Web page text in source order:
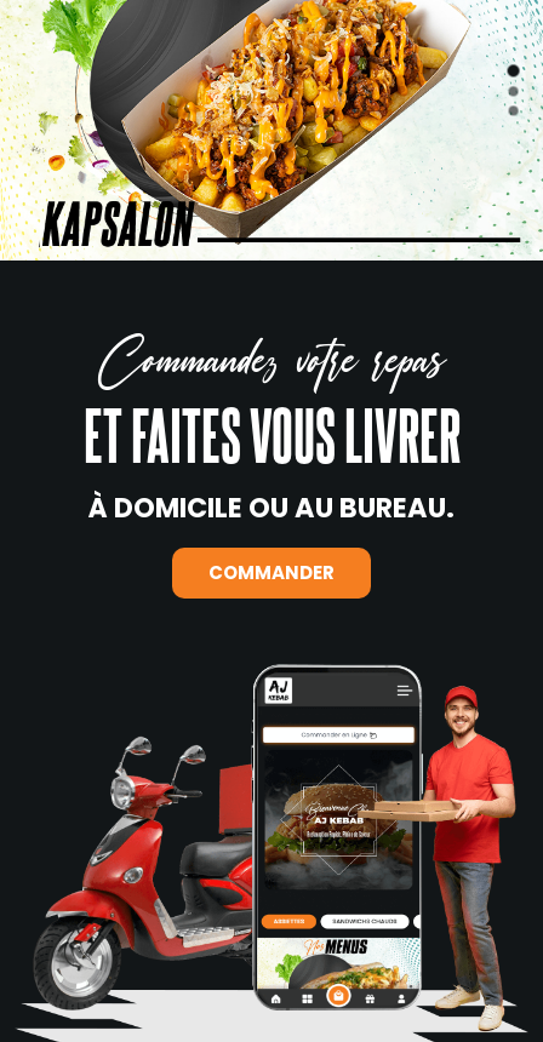
Commandez votre repas
ET FAITES VOUS LIVRER
À DOMICILE OU AU BUREAU.
COMMANDER